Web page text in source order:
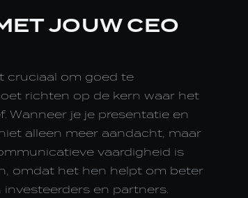
JOUW CEO
cruciaal om goed te
richten op de kern waar het
Wanneer je je presentatie en
alleen meer aandacht, maar
vaardigheid is
omdat het hen helpt om beter
en partners.